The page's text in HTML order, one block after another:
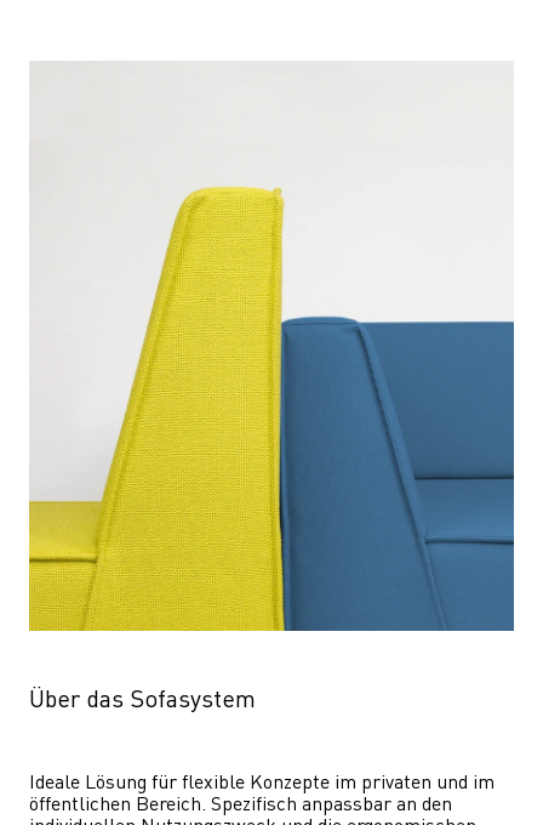
Über das Sofasystem
Ideale Lösung für flexible Konzepte im privaten und im
öffentlichen Bereich. Spezifisch anpassbar an den